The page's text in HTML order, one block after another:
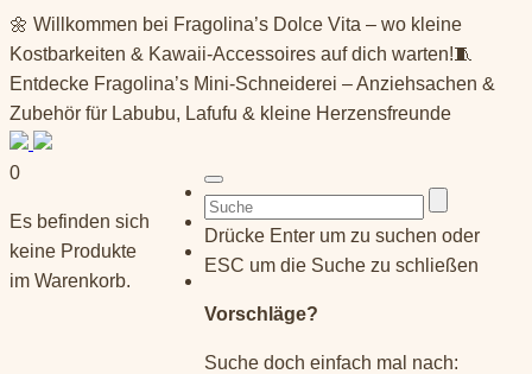
Springe
zum
Inhalt
🌼 Willkommen bei Fragolina’s Dolce Vita – wo kleine
Kostbarkeiten & Kawaii-Accessoires auf dich warten!🧵
Entdecke Fragolina’s Mini-Schneiderei – Anziehsachen &
Zubehör für Labubu, Lafufu & kleine Herzensfreunde
0
Es befinden sich
keine Produkte
im Warenkorb.
Suchen
nach:
Drücke Enter um zu suchen oder
ESC um die Suche zu schließen
Vorschläge?
Suche doch einfach mal nach: